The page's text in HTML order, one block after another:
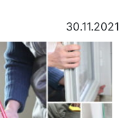
30.11.2021